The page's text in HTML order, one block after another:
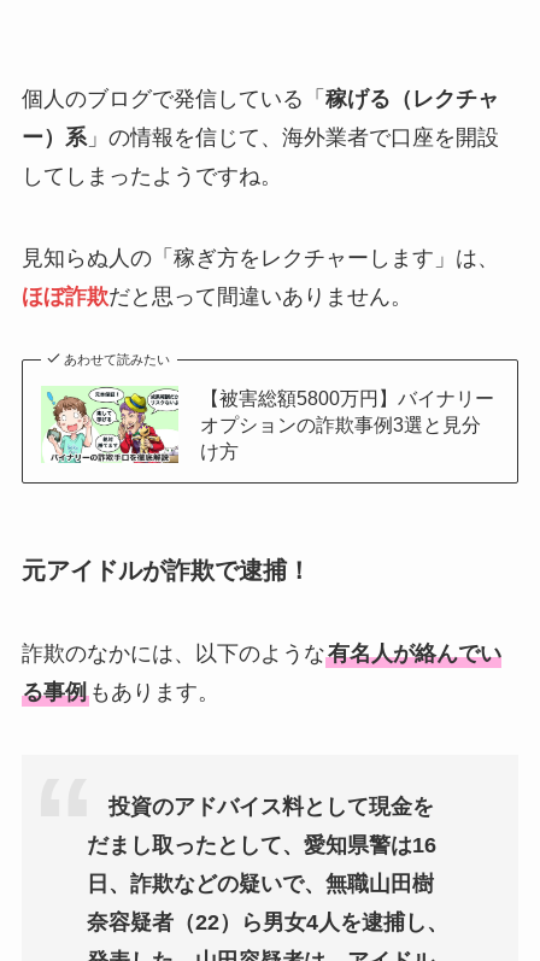
個人のブログで発信している「 稼げる（レクチャ
ー）系」の情報を信じて、海外業者で口座を開設
してしまったようですね。
見知らぬ人の「稼ぎ方をレクチャーします」は、
ほぼ詐欺だと思って間違いありません。
あわせて読みたい
【被害総額5800万円】バイナリー
オプションの詐欺事例3選と見分
け方
元アイドルが詐欺で逮捕！
詐欺のなかには、以下のような有名人が絡んでい
る事例もあります。
投資のアドバイス料として現金を
だまし取ったとして、愛知県警は16
日、詐欺などの疑いで、無職山田樹
奈容疑者（22）ら男女4人を逮捕し、